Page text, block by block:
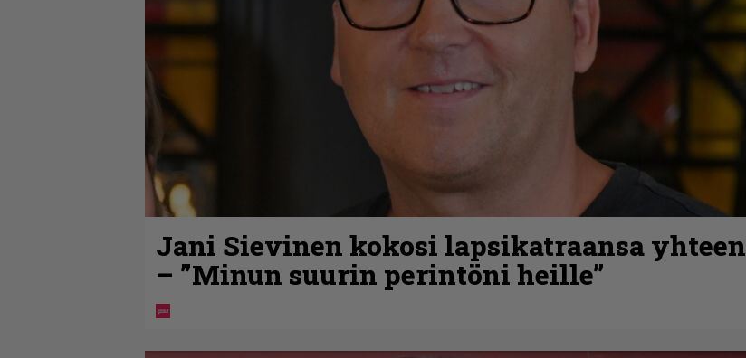
Jani Sievinen kokosi lapsikatraansa yhteen
– ”Minun suurin perintöni heille”